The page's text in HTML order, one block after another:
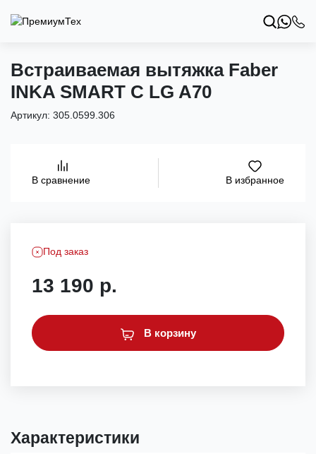
Встраиваемая вытяжка Faber
INKA SMART C LG A70
Артикул: 305.0599.306
В сравнение В избранное
Под заказ
13 190 р.
В корзину
Характеристики